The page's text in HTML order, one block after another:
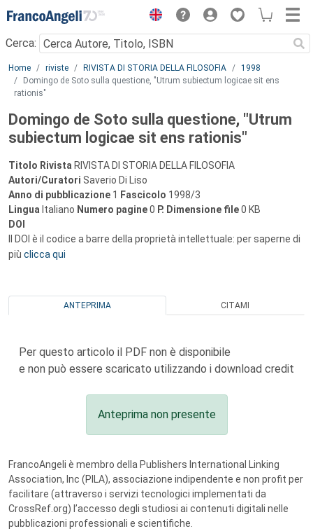
Menu
Cerca:
Main content
Home riviste RIVISTA DI STORIA DELLA FILOSOFIA
1998
Domingo de Soto sulla questione, "Utrum subiectum logicae sit ens
rationis"
Domingo de Soto sulla questione, "Utrum
subiectum logicae sit ens rationis"
Titolo Rivista RIVISTA DI STORIA DELLA FILOSOFIA
Autori/Curatori Saverio Di Liso
Anno di pubblicazione 1 Fascicolo 1998/3
Lingua Italiano Numero pagine0 P. Dimensione file0 KB
DOI
Il DOI è il codice a barre della proprietà intellettuale: per saperne di
più clicca qui
ANTEPRIMA CITAMI
Per questo articolo il PDF non è disponibile
e non può essere scaricato utilizzando i download credit
Anteprima non presente
FrancoAngeli è membro della Publishers International Linking
Association, Inc (PILA), associazione indipendente e non profit per
facilitare (attraverso i servizi tecnologici implementati da
CrossRef.org) l’accesso degli studiosi ai contenuti digitali nelle
pubblicazioni professionali e scientifiche.